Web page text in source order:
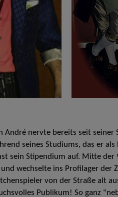
André nervte bereits seit
seines Studiums, das er
sein Stipendium auf. Mitte
wechselte ins Profilager der
von der Straße alt
Publikum! So ganz